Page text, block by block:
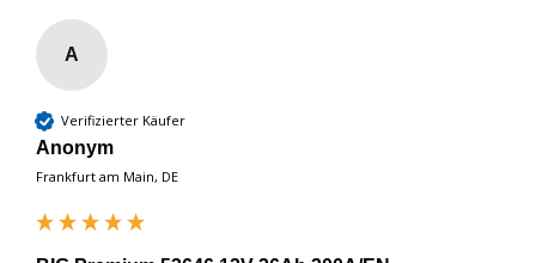
A
Verifizierter Käufer
Anonym
Frankfurt am Main, DE